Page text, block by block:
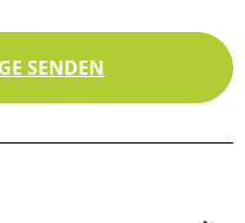
SENDEN